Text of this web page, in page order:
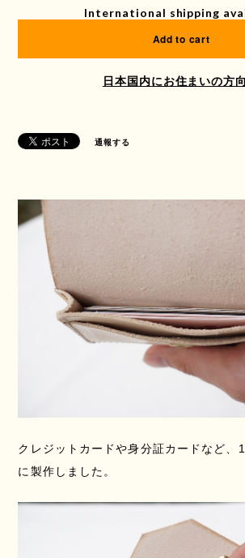
International shipping
Add to cart
日本国内にお住まいの方
通報する
クレジットカードや身分証カードなど、
に製作しました。